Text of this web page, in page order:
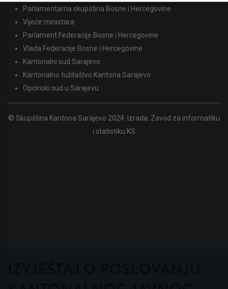
Parlamentarna skupština Bosne i Hercegovine
Vijeće ministara
Parlament Federacije Bosne i Hercegovine
Vlada Federacije Bosne i Hercegovine
Kantonalni sud Sarajevo
Kantonalno tužilaštvo Kantona Sarajevo
Općinski sud u Sarajevu
© Skupština Kantona Sarajevo 2024. Izrada: Zavod za informatiku
i statistiku KS